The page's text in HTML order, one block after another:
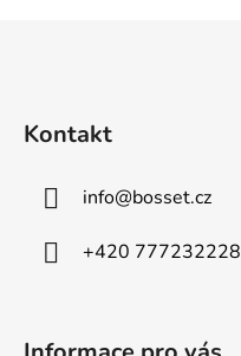
Kontakt
info@bosset.cz
+420 777232228